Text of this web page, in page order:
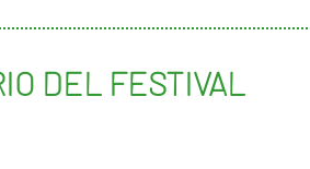
DEL FESTIVAL